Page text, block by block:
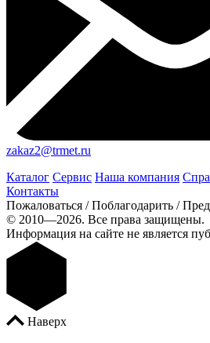
zakaz2@trmet.ru
Каталог Сервис Наша компания
Контакты
Пожаловаться / Поблагодарить /
© 2010—2026. Все права защищены.
Информация на сайте не является
Наверх